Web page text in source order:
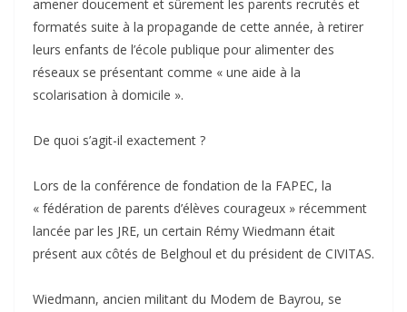
amener doucement et sûrement les parents recrutés et
formatés suite à la propagande de cette année, à retirer
leurs enfants de l’école publique pour alimenter des
réseaux se présentant comme « une aide à la
scolarisation à domicile ».
De quoi s’agit-il exactement ?
Lors de la conférence de fondation de la FAPEC, la
« fédération de parents d’élèves courageux » récemment
lancée par les JRE, un certain Rémy Wiedmann était
présent aux côtés de Belghoul et du président de CIVITAS.
Wiedmann, ancien militant du Modem de Bayrou, se